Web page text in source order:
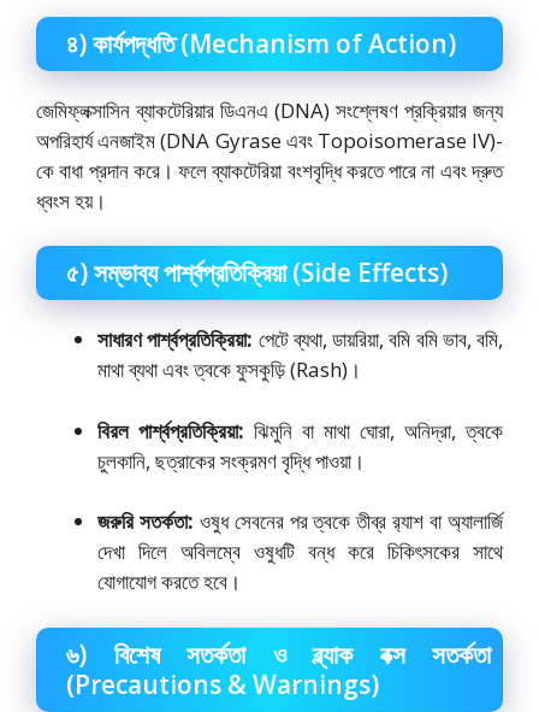
৪) কার্যপদ্ধতি (Mechanism of Action)
জেমিফ্লক্সাসিন ব্যাকটেরিয়ার ডিএনএ (DNA) সংশ্লেষণ প্রক্রিয়ার জন্য
অপরিহার্য এনজাইম (DNA Gyrase এবং Topoisomerase IV)-
কে বাধা প্রদান করে। ফলে ব্যাকটেরিয়া বংশবৃদ্ধি করতে পারে না এবং দ্রুত
ধ্বংস হয়।
৫) সম্ভাব্য পার্শ্বপ্রতিক্রিয়া (Side Effects)
সাধারণ পার্শ্বপ্রতিক্রিয়া: পেটে ব্যথা, ডায়রিয়া, বমি বমি ভাব, বমি,
মাথা ব্যথা এবং ত্বকে ফুসকুড়ি (Rash)।
বিরল পার্শ্বপ্রতিক্রিয়া: ঝিমুনি বা মাথা ঘোরা, অনিদ্রা, ত্বকে
চুলকানি, ছত্রাকের সংক্রমণ বৃদ্ধি পাওয়া।
জরুরি সতর্কতা: ওষুধ সেবনের পর ত্বকে তীব্র র‍্যাশ বা অ্যালার্জি
দেখা দিলে অবিলম্বে ওষুধটি বন্ধ করে চিকিৎসকের সাথে
যোগাযোগ করতে হবে।
৬) বিশেষ সতর্কতা ও ব্ল্যাক বক্স সতর্কতা
(Precautions & Warnings)